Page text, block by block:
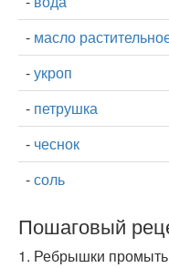
- масло
-укроп
- петрушка
- чеснок
-соль
Пошаговый
1. Ребрышки